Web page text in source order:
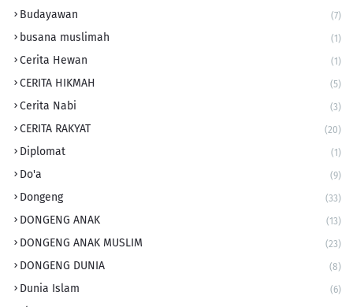
Budayawan (7)
busana muslimah (1)
Cerita Hewan (1)
CERITA HIKMAH (5)
Cerita Nabi (3)
CERITA RAKYAT (20)
Diplomat (1)
Do'a (9)
Dongeng (33)
DONGENG ANAK (13)
DONGENG ANAK MUSLIM (23)
DONGENG DUNIA (8)
Dunia Islam (6)